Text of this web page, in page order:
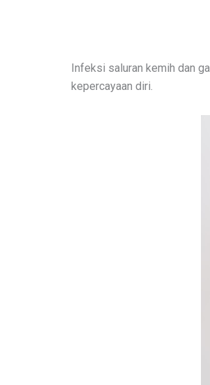
Infeksi saluran kemih dan
kepercayaan diri.